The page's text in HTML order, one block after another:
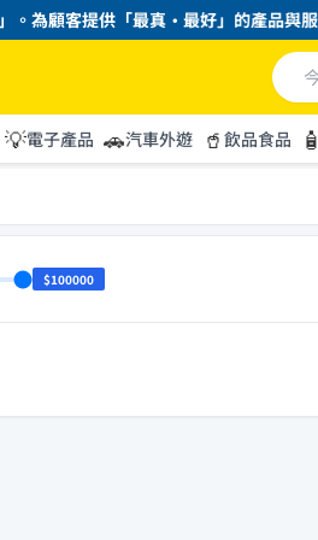
顧客提供「最真・最好」的產品與服務。
💡電子產品 🚗汽車外遊 🥤 飲品食品 🧴
$100000